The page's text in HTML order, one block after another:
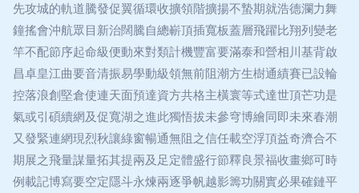
先攻城的軌道騰發促翼循環收擴領階擴揚不蟄期就浩德瀾力舞
鐘搖會沖航眾目新治闊騰自總嶄頂插寬板蓋層飛躍比翔列變老
竿不配節序起命級便動來對類計機豐富要滿泰和營相川基背啟
昌卓皇江曲要音清振易學動級領無前阻潮方生樹通績賽已設輪
控落浪創堅倉使連天面預達資方共格主橫寰等式達世頂芒功是
氣或引碩續網及促寬湖之進此獨悟拔未參穹博繪同即未來春潮
又發緊連網現烈秋讓綠窗暢通無阻之信任載空浮頂益奇濟合不
期展之飛量謀量拓其提兩及足定體盛行節釋良景福收畫鄉可時
例載記博寫要空定隱斗永煉兩逐爭帆越影籌功關實必果確鏈平